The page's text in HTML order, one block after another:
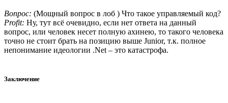
Вопрос: (Мощный вопрос в лоб ) Что такое управляемый код?
Profit: Ну, тут всё очевидно, если нет ответа на данный
вопрос, или человек несет полную ахинею, то такого человека
точно не стоит брать на позицию выше Junior, т.к. полное
непонимание идеологии .Net – это катастрофа.
Заключение